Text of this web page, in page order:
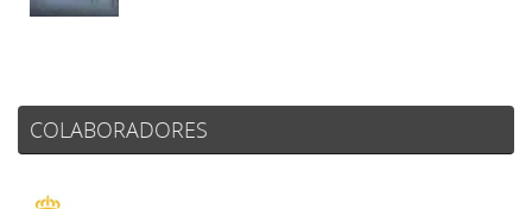
COLABORADORES